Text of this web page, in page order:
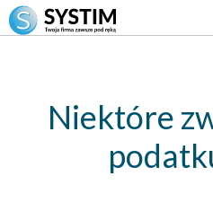
string(3) "521"
Niektóre